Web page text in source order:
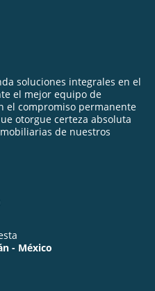
soluciones integrales en el
el mejor equipo de
el compromiso permanente
otorgue certeza absoluta
de nuestros
- México